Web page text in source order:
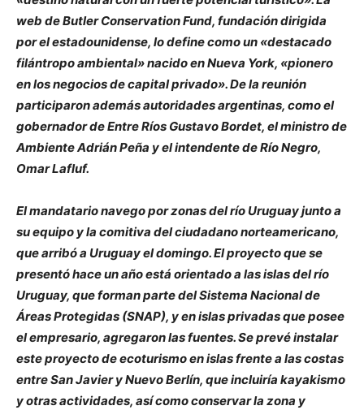
web de Butler Conservation Fund, fundación dirigida
por el estadounidense, lo define como un «destacado
filántropo ambiental» nacido en Nueva York, «pionero
en los negocios de capital privado». De la reunión
participaron además autoridades argentinas, como el
gobernador de Entre Ríos Gustavo Bordet, el ministro de
Ambiente Adrián Peña y el intendente de Río Negro,
Omar Lafluf.
El mandatario navego por zonas del río Uruguay junto a
su equipo y la comitiva del ciudadano norteamericano,
que arribó a Uruguay el domingo. El proyecto que se
presentó hace un año está orientado a las islas del río
Uruguay, que forman parte del Sistema Nacional de
Áreas Protegidas (SNAP), y en islas privadas que posee
el empresario, agregaron las fuentes. Se prevé instalar
este proyecto de ecoturismo en islas frente a las costas
entre San Javier y Nuevo Berlín, que incluiría kayakismo
y otras actividades, así como conservar la zona y